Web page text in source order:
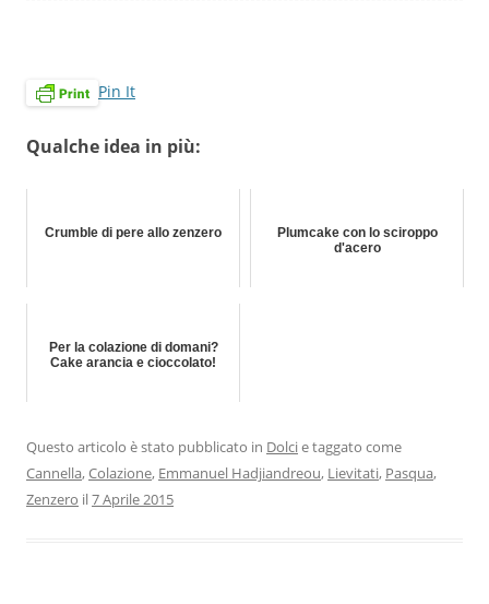
Pin It
Qualche idea in più:
Crumble di pere allo zenzero
Plumcake con lo sciroppo
d'acero
Per la colazione di domani?
Cake arancia e cioccolato!
Questo articolo è stato pubblicato in Dolcie taggato come
Cannella,Colazione, Emmanuel Hadjiandreou, Lievitati, Pasqua,
Zenzero il7 Aprile 2015